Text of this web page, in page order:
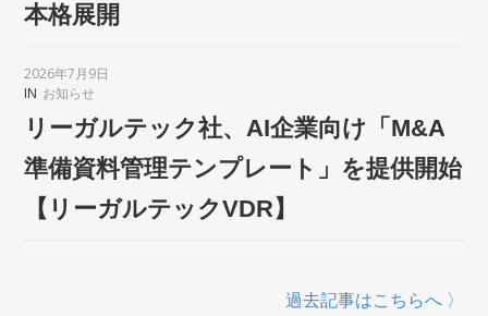
本格展開
2026年7月9日
IN お知らせ
リーガルテック社、AI企業向け「M&A
準備資料管理テンプレート」を提供開始
【リーガルテックVDR】
過去記事はこちらへ 〉